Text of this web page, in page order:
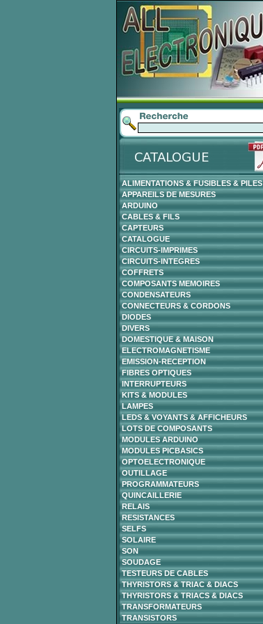
ALIMENTATIONS & FUSIBLES & PILES
APPAREILS DE MESURES
ARDUINO
CABLES & FILS
CAPTEURS
CATALOGUE
CIRCUITS-IMPRIMES
CIRCUITS-INTEGRES
COFFRETS
COMPOSANTS MEMOIRES
CONDENSATEURS
CONNECTEURS & CORDONS
DIODES
DIVERS
DOMESTIQUE & MAISON
ELECTROMAGNETISME
EMISSION-RECEPTION
FIBRES OPTIQUES
INTERRUPTEURS
KITS & MODULES
LAMPES
LEDS & VOYANTS & AFFICHEURS
LOTS DE COMPOSANTS
MODULES ARDUINO
MODULES PICBASICS
OPTOELECTRONIQUE
OUTILLAGE
PROGRAMMATEURS
QUINCAILLERIE
RELAIS
RESISTANCES
SELFS
SOLAIRE
SON
SOUDAGE
TESTEURS DE CABLES
THYRISTORS & TRIAC & DIACS
THYRISTORS & TRIACS & DIACS
TRANSFORMATEURS
TRANSISTORS